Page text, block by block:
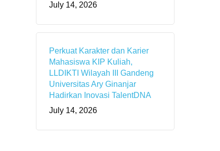
July 14, 2026
Perkuat Karakter dan Karier
Mahasiswa KIP Kuliah,
LLDIKTI Wilayah III Gandeng
Universitas Ary Ginanjar
Hadirkan Inovasi TalentDNA
July 14, 2026